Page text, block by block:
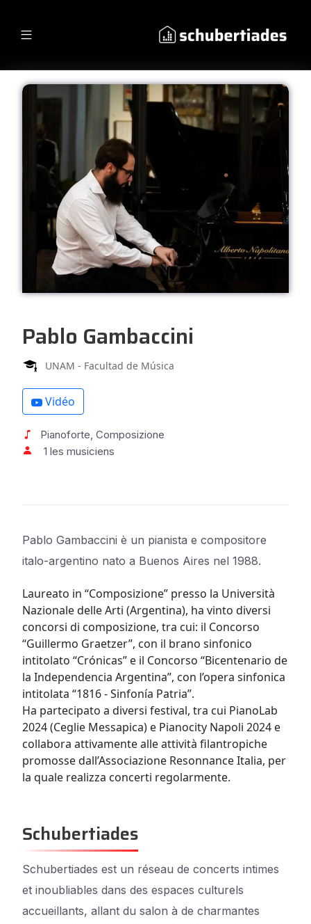
Pablo Gambaccini
UNAM - Facultad de Música
Vidéo
Pianoforte, Composizione
1 les musiciens
Pablo Gambaccini è un pianista e compositore
italo-argentino nato a Buenos Aires nel 1988.
Laureato in “Composizione” presso la Università
Nazionale delle Arti (Argentina), ha vinto diversi
concorsi di composizione, tra cui: il Concorso
“Guillermo Graetzer”, con il brano sinfonico
intitolato “Crónicas” e il Concorso “Bicentenario de
la Independencia Argentina”, con l’opera sinfonica
intitolata “1816 - Sinfonía Patria”.
Ha partecipato a diversi festival, tra cui PianoLab
2024 (Ceglie Messapica) e Pianocity Napoli 2024 e
collabora attivamente alle attività filantropiche
promosse dall’Associazione Resonnance Italia, per
la quale realizza concerti regolarmente.
Schubertiades
Schubertiades est un réseau de concerts intimes
et inoubliables dans des espaces culturels
accueillants, allant du salon à de charmantes